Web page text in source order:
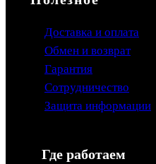
Доставка и оплата
Обмен и возврат
Гарантия
Сотрудничество
Защита информации
Где работаем